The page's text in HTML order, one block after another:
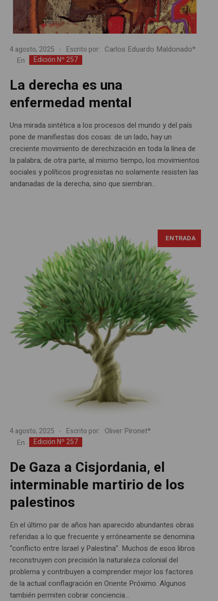
4 agosto, 2025 Escrito por: Carlos Eduardo Maldonado*
En Edición Nº 257
La derecha es una
enfermedad mental
Una mirada sintética a los procesos del mundo y del país
pone de manifiestas dos cosas: de un lado, hay un
creciente movimiento de derechización en toda la línea de
la palabra; de otra parte, al mismo tiempo, los movimientos
sociales y políticos progresistas no solamente resisten las
andanadas de la derecha, sino que siembran...
ENTRADA
4 agosto, 2025 Escrito por: Oliver Pironet*
En Edición Nº 257
De Gaza a Cisjordania, el
interminable martirio de los
palestinos
En el último par de años han aparecido abundantes obras
referidas a lo que frecuente y erróneamente se denomina
“conflicto entre Israel y Palestina”. Muchos de esos libros
reconstruyen con precisión la naturaleza colonial del
problema y contribuyen a comprender mejor los factores
de la actual conflagración en Oriente Próximo. Algunos
también permiten cobrar conciencia...